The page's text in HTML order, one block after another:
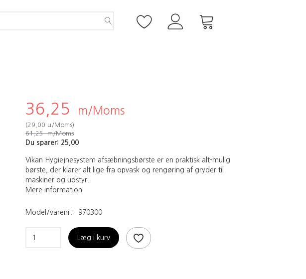
36,25 m/Moms
(29,00 u/Moms)
61,25m/Moms
Du sparer: 25,00
Vikan Hygiejnesystem afsæbningsbørste er en praktisk alt-mulig
børste, der klarer alt lige fra opvask og rengøring af gryder til
maskiner og udstyr.
Mere information
Model/varenr.: 970300
Læg i kurv